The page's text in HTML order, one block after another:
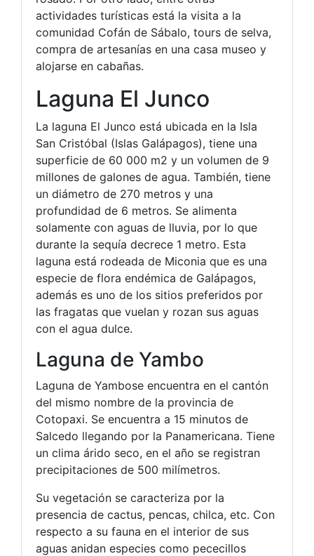
actividades turísticas está la visita a la
comunidad Cofán de Sábalo, tours de selva,
compra de artesanías en una casa museo y
alojarse en cabañas.
Laguna El Junco
La laguna El Junco está ubicada en la Isla
San Cristóbal (Islas Galápagos), tiene una
superficie de 60 000 m2 y un volumen de 9
millones de galones de agua. También, tiene
un diámetro de 270 metros y una
profundidad de 6 metros. Se alimenta
solamente con aguas de lluvia, por lo que
durante la sequía decrece 1 metro. Esta
laguna está rodeada de Miconia que es una
especie de flora endémica de Galápagos,
además es uno de los sitios preferidos por
las fragatas que vuelan y rozan sus aguas
con el agua dulce.
Laguna de Yambo
Laguna de Yambose encuentra en el cantón
del mismo nombre de la provincia de
Cotopaxi. Se encuentra a 15 minutos de
Salcedo llegando por la Panamericana. Tiene
un clima árido seco, en el año se registran
precipitaciones de 500 milímetros.
Su vegetación se caracteriza por la
presencia de cactus, pencas, chilca, etc. Con
respecto a su fauna en el interior de sus
aguas anidan especies como pececillos